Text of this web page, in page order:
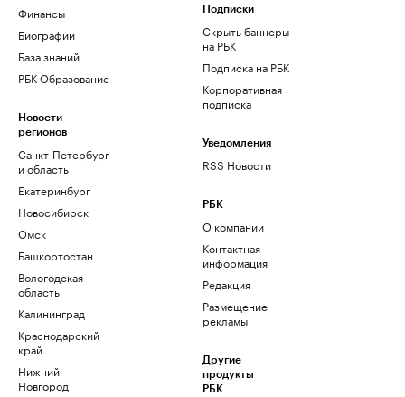
Финансы
Биографии
База знаний
РБК Образование
Новости
регионов
Санкт-Петербург
и область
Екатеринбург
Новосибирск
Омск
Башкортостан
Вологодская
область
Калининград
Краснодарский
край
Нижний
Новгород
Подписки
Скрыть баннеры
на РБК
Подписка на РБК
Корпоративная
подписка
Уведомления
RSS Новости
РБК
О компании
Контактная
информация
Редакция
Размещение
рекламы
Другие
продукты
РБК